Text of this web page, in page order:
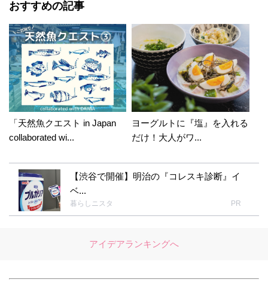
おすすめの記事
「天然魚クエスト in Japan
collaborated wi...
ヨーグルトに『塩』を入れる
だけ！大人がワ...
【渋谷で開催】明治の『コレスキ診断』イ
ベ...
暮らしニスタ PR
アイデアランキングへ